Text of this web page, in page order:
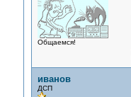
Общаемся!
иванов
ДСП